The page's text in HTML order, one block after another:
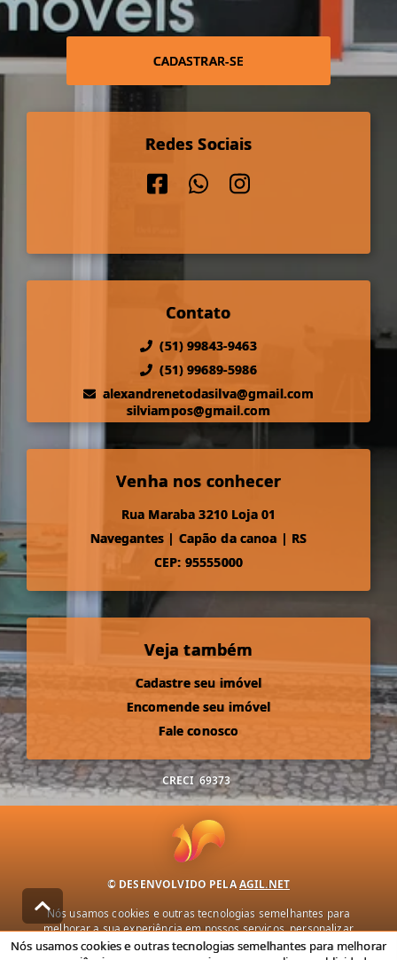
CADASTRAR-SE
Redes Sociais
Contato
(51) 99843-9463
(51) 99689-5986
alexandrenetodasilva@gmail.com
silviampos@gmail.com
Venha nos conhecer
Rua Maraba 3210 Loja 01
Navegantes | Capão da canoa | RS
CEP: 95555000
Veja também
Cadastre seu imóvel
Encomende seu imóvel
Fale conosco
CRECI 69373
© DESENVOLVIDO PELAAGIL.NET
Nós usamos cookies e outras tecnologias semelhantes para
melhorar a sua experiência em nossos serviços, personalizar
publicidade e recomendar conteúdo de seu interesse. Ao utilizar
Nós usamos cookies e outras tecnologias semelhantes para melhorar